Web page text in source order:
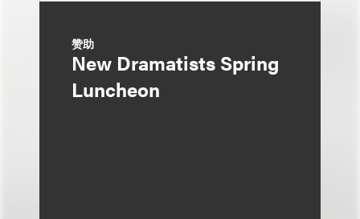
赞助
New Dramatists Spring
Luncheon